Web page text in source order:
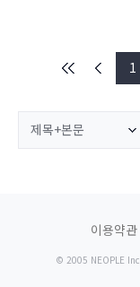
1
제목+본문
이용약관
© 2005 NEOPLE